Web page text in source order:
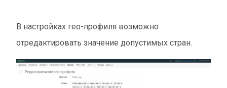
В настройках гео-профиля возможно
отредактировать значение допустимых стран.